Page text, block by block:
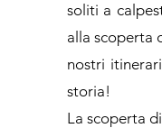
soliti a
alla scoperta
nostri
storia!
La scoperta